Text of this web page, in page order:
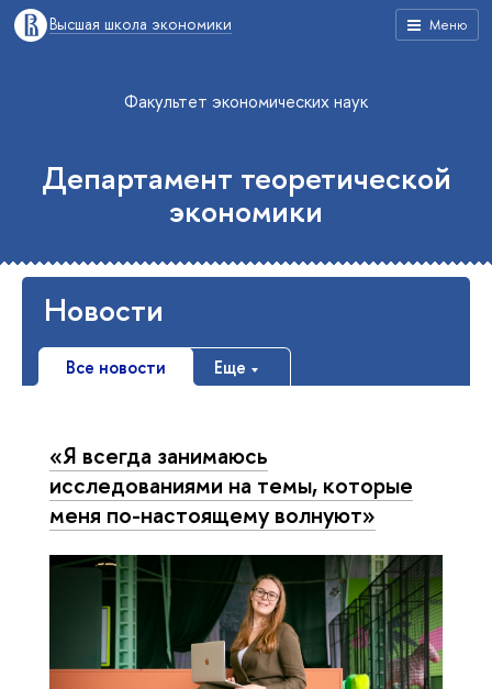
Меню
Высшая школа экономики
Факультет экономических наук
Департамент теоретической
экономики
Новости
Все новости Еще
«Я всегда занимаюсь
исследованиями на темы, которые
меня по-настоящему волнуют»